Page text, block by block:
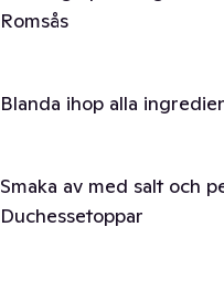
Romsås
Blanda ihop alla
Smaka av med salt och
Duchessetoppar